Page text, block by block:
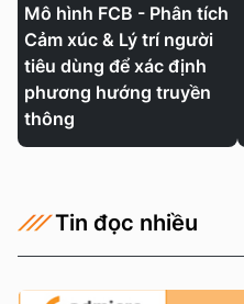
Mô hình FCB - Phân tích
Cảm xúc & Lý trí người
tiêu dùng để xác định
phương hướng truyền
thông
Tin đọc nhiều